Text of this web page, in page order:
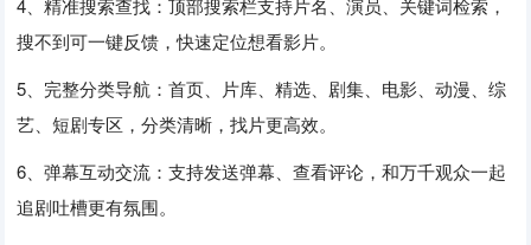
4、精准搜索查找：顶部搜索栏支持片名、演员、关键词检索，
搜不到可一键反馈，快速定位想看影片。
5、完整分类导航：首页、片库、精选、剧集、电影、动漫、综
艺、短剧专区，分类清晰，找片更高效。
6、弹幕互动交流：支持发送弹幕、查看评论，和万千观众一起
追剧吐槽更有氛围。